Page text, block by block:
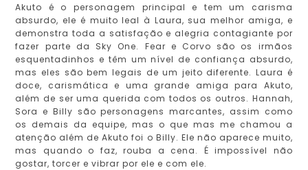
Akuto é o personagem principal e tem um carisma
absurdo, ele é muito leal à Laura, sua melhor amiga, e
demonstra toda a satisfação e alegria contagiante por
fazer parte da Sky One. Fear e Corvo são os irmãos
esquentadinhos e têm um nível de confiança absurdo,
mas eles são bem legais de um jeito diferente. Laura é
doce, carismática e uma grande amiga para Akuto,
além de ser uma querida com todos os outros. Hannah,
Sora e Billy são personagens marcantes, assim como
os demais da equipe, mas o que mas me chamou a
atenção além de Akuto foi o Billy. Ele não aparece muito,
mas quando o faz, rouba a cena. É impossível não
gostar, torcer e vibrar por ele e com ele.